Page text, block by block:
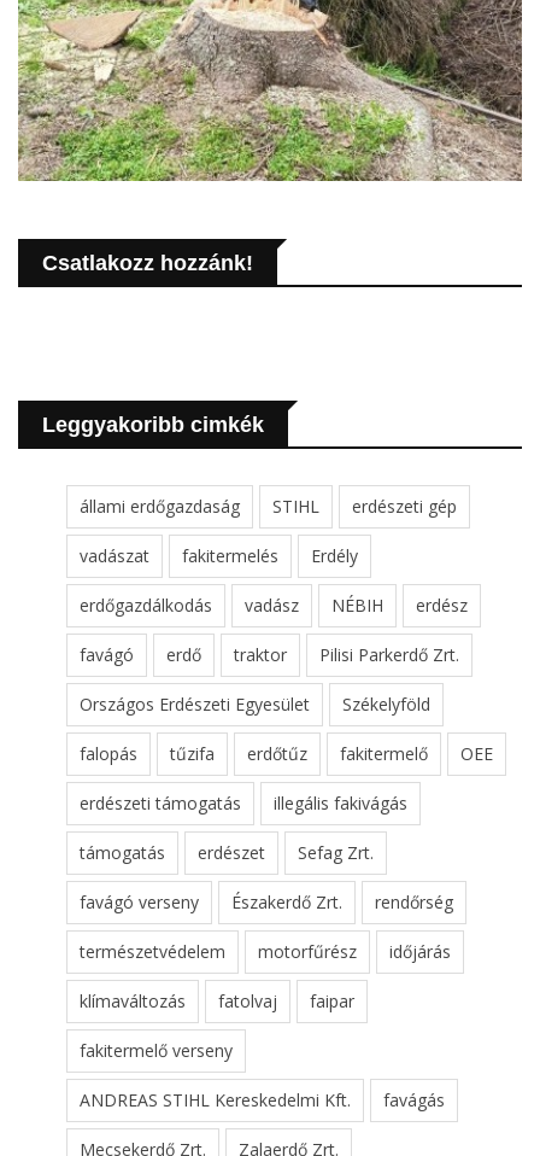
Csatlakozz hozzánk!
Leggyakoribb cimkék
állami erdőgazdaság STIHL erdészeti gép
vadászat fakitermelés Erdély
erdőgazdálkodás vadász NÉBIH erdész
favágó erdő traktor Pilisi Parkerdő Zrt.
Országos Erdészeti Egyesület Székelyföld
falopás tűzifa erdőtűz fakitermelő OEE
erdészeti támogatás illegális fakivágás
támogatás erdészet Sefag Zrt.
favágó verseny Északerdő Zrt. rendőrség
természetvédelem motorfűrész időjárás
klímaváltozás fatolvaj faipar
fakitermelő verseny
ANDREAS STIHL Kereskedelmi Kft. favágás
Mecsekerdő Zrt. Zalaerdő Zrt.